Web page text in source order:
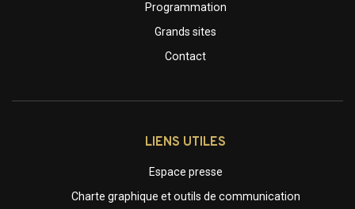
Programmation
Grands sites
Contact
LIENS UTILES
Espace presse
Charte graphique et outils de communication